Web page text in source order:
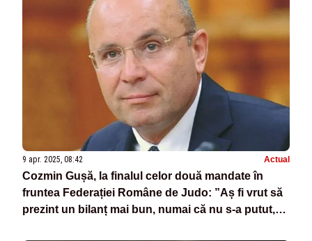
9 apr. 2025, 08:42 Actual
Cozmin Gușă, la finalul celor două mandate în
fruntea Federației Române de Judo: ”Aș fi vrut să
prezint un bilanț mai bun, numai că nu s-a putut,